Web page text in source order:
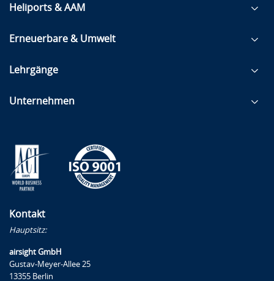
Heliports & AAM
Erneuerbare & Umwelt
Lehrgänge
Unternehmen
Kontakt
Hauptsitz:
airsight GmbH
Gustav-Meyer-Allee 25
13355 Berlin